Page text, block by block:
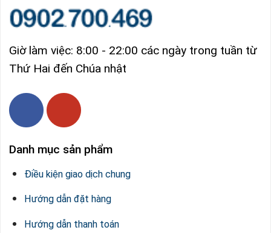
Giờ làm việc: 8:00 - 22:00 các ngày trong tuần từ
Thứ Hai đến Chúa nhật
Danh mục sản phẩm
Điều kiện giao dịch chung
Hướng dẫn đặt hàng
Hướng dẫn thanh toán